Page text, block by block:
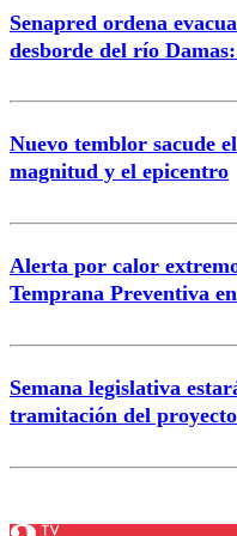
Senapred ordena
desborde del río
Nuevo temblor sacude
magnitud y el epicentro
Alerta por calor
Temprana Preventiva
Semana legislativa
tramitación del